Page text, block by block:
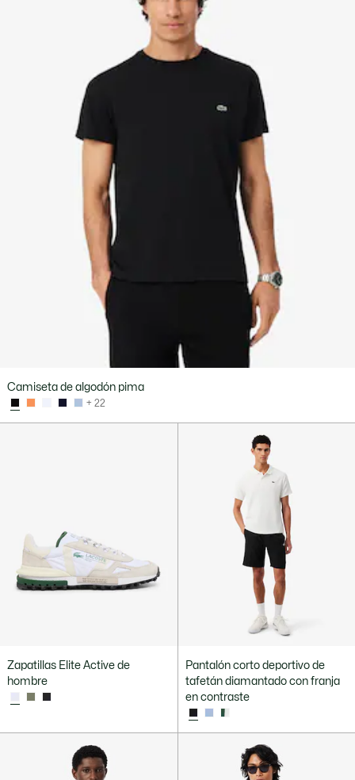
Camiseta de algodón pima
+ 22
Zapatillas Elite Active de
hombre
Pantalón corto deportivo de
tafetán diamantado con franja
en contraste